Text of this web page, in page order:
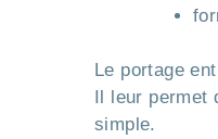
Le portage
Il leur
simple.